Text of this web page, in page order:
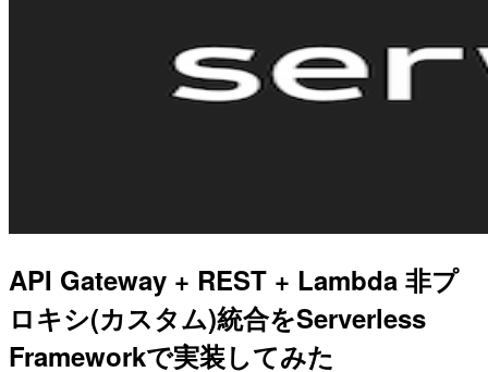
API Gateway + REST + Lambda 非プ
ロキシ(カスタム)統合をServerless
Frameworkで実装してみた